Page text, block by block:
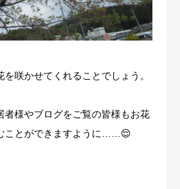
咲かせてくれることでしょう。
者様やブログをご覧の皆様もお花
ことができますように……😌